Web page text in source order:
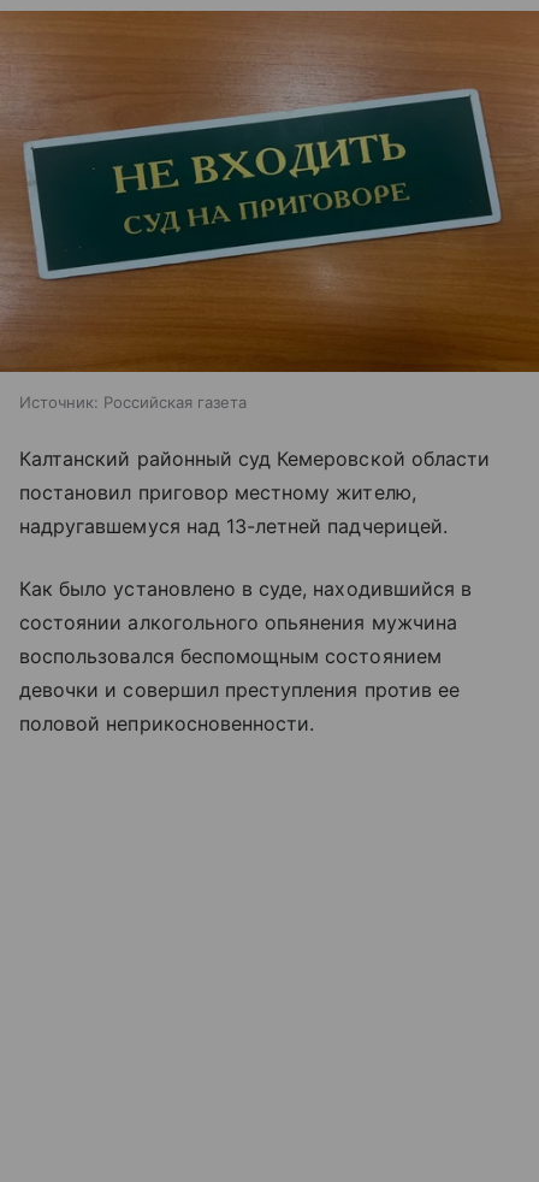
Источник: Российская газета
Калтанский районный суд Кемеровской области
постановил приговор местному жителю,
надругавшемуся над 13-летней падчерицей.
Как было установлено в суде, находившийся в
состоянии алкогольного опьянения мужчина
воспользовался беспомощным состоянием
девочки и совершил преступления против ее
половой неприкосновенности.